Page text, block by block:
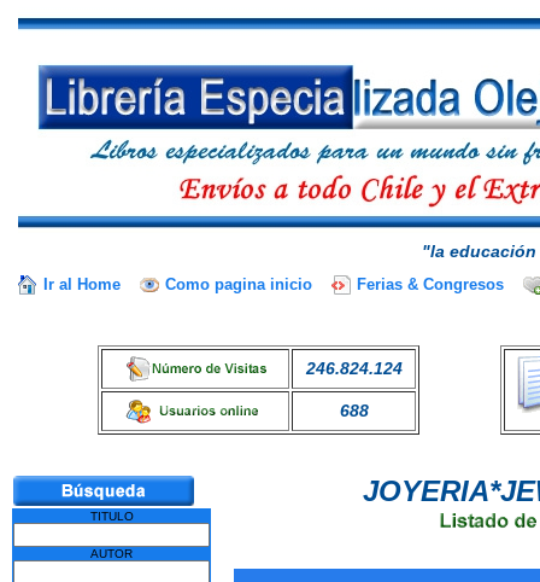
"la
Ir al Home Como pagina inicio Ferias & Congresos
246.824.124
688
TITULO
AUTOR